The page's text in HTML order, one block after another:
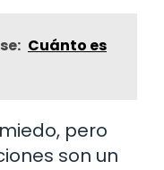
Cuánto es
pero
son un